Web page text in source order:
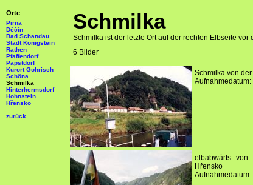
Schmilka
Schmilka ist der letzte Ort auf der rechten Elbseite
6 Bilder
Schmilka von
Aufnahmedatum:
elbabwärts von
Hřensko
Aufnahmedatum:
Orte
Pirna
Děčín
Bad Schandau
Stadt Königstein
Rathen
Pfaffendorf
Papstdorf
Kurort Gohrisch
Schöna
Schmilka
Hinterhermsdorf
Hohnstein
Hřensko
zurück